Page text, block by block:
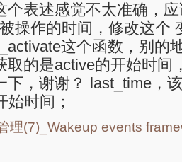
个表述感觉不太准确，
操作的时间，修改这个
这个函数，别的
取的是active的开始时间
下，谢谢？ last_time，
始时间；
理(7)_Wakeup events